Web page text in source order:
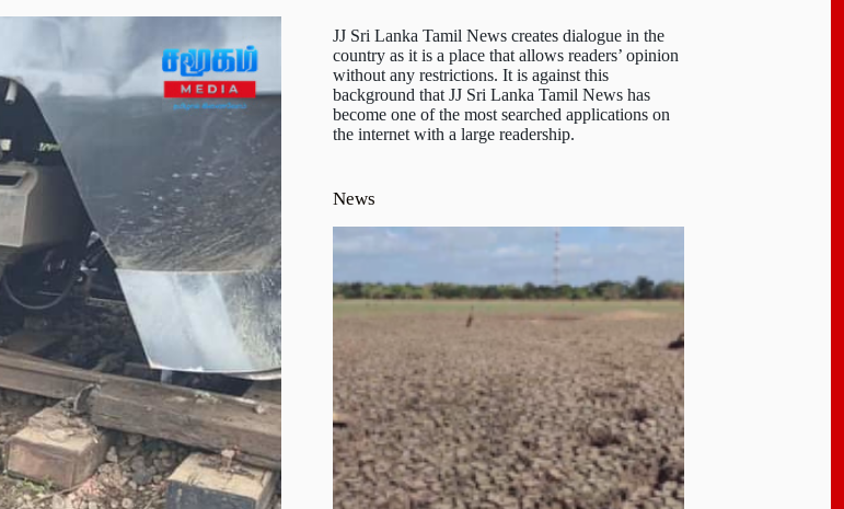
JJ Sri Lanka Tamil News creates dialogue in the
country as it is a place that allows readers’ opinion
without any restrictions. It is against this
background that JJ Sri Lanka Tamil News has
become one of the most searched applications on
the internet with a large readership.
News